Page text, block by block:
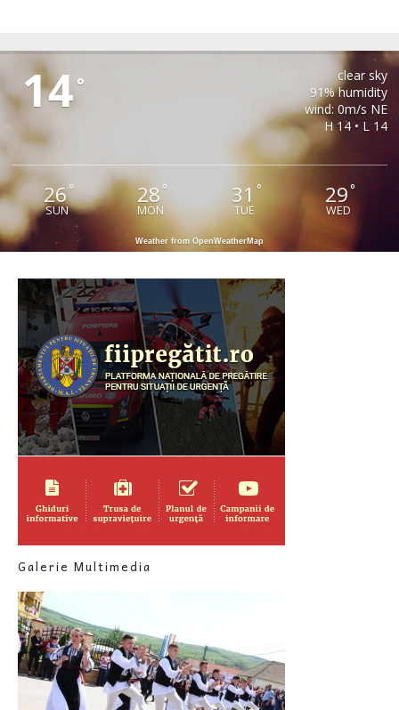
14°
clear sky
91% humidity
wind: 0m/s NE
H 14 • L 14
26°
SUN
28°
MON
31 °
TUE
29°
WED
Weather from OpenWeatherMap
Galerie Multimedia